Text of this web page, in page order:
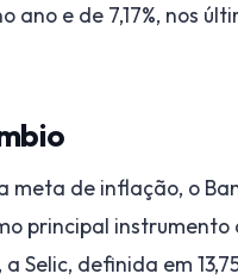
ano e de 7,17%, nos
meta de inflação, o
principal instrumento
Selic, definida em